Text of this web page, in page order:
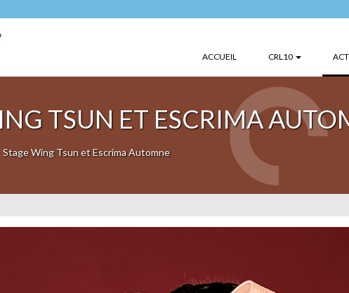
ACCUEIL CRL10
TSUN ET ESCRIMA
Stage Wing Tsun et Escrima Automne